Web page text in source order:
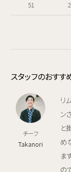
51
スタッフのおすす
チーフ
Takanori
リ
ン
と
め
ま
の